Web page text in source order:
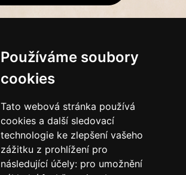
Používáme soubory
cookies
Tato webová stránka používá
cookies a další sledovací
technologie ke zlepšení vašeho
zážitku z prohlížení pro
následující účely: pro umožnění
Cimrmanova Zpravodaje je
společnost